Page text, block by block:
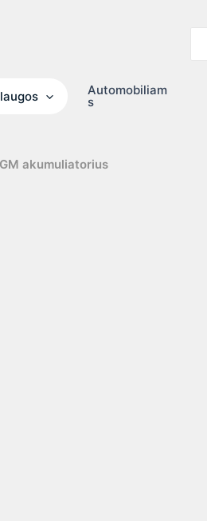
Automobiliam
s
akumuliatorius